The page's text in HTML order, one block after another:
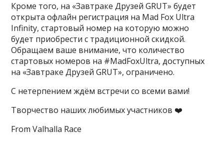
Кроме того, на «Завтраке Друзей GRUT» будет
открыта офлайн регистрация на Mad Fox Ultra
Infinity, стартовый номер на которую можно
будет приобрести с традиционной скидкой.
Обращаем ваше внимание, что количество
стартовых номеров на #MadFoxUltra, доступных
на «Завтраке Друзей GRUT», ограничено.
С нетерпением ждём встречи со всеми вами!
​Творчество наших любимых участников ❤️
From Valhalla Race